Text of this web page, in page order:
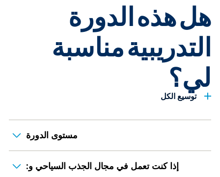
هل هذه الدورة
التدريبية مناسبة
لي؟
توسيع الكل
مستوى الدورة
إذا كنت تعمل في مجال الجذب السياحي و: